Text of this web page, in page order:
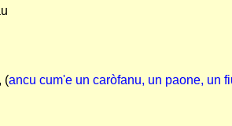
(ancu cum'e un caròfanu, un paone, un